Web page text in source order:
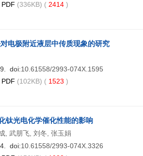
PDF (336KB) ( 2414 )
电极附近液层中传质现象的研究
doi:10.61558/2993-074X.1595
PDF (102KB) ( 1523 )
钛光电化学催化性能的影响
, 武朋飞, 刘冬, 张玉娟
doi:10.61558/2993-074X.3326